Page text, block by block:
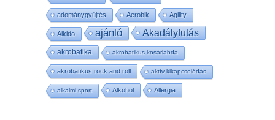
adománygyűjtés Aerobik Agility
Aikido ajánló Akadályfutás
akrobatika akrobatikus kosárlabda
akrobatikus rock and roll aktív kikapcsolódás
alkalmi sport Alkohol Allergia